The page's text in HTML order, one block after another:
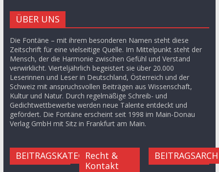
ÜBER UNS
Die Fontäne – mit ihrem besonderen Namen steht diese
Zeitschrift für eine vielseitige Quelle. Im Mittelpunkt steht der
Mensch, der die Harmonie zwischen Gefühl und Verstand
verwirklicht. Vierteljährlich begeistert sie über 20.000
Leserinnen und Leser in Deutschland, Österreich und der
Schweiz mit anspruchsvollen Beiträgen aus Wissenschaft,
Kultur und Natur. Durch regelmäßige Schreib- und
Gedichtwettbewerbe werden neue Talente entdeckt und
gefördert. Die Fontäne erscheint seit 1998 im Main-Donau
Verlag GmbH mit Sitz in Frankfurt am Main.
BEITRAGSKATEGORIEN
Recht &
Kontakt